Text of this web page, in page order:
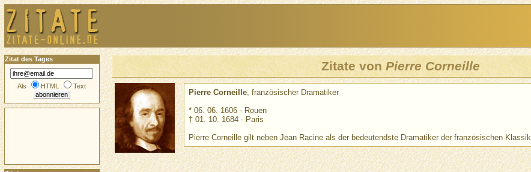
Zitate vonPierre Corneille
Pierre Corneille, französischer Dramatiker
* 06. 06. 1606 - Rouen
† 01. 10. 1684 - Paris
Pierre Corneille gilt neben Jean Racine als der bedeutendste Dramatiker der französischen Klassik.
Zitat des Tages
Als HTML Text